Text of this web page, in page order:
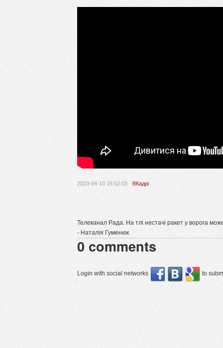
2023-04-10 15:52:03 · ВКадрі
Телеканал Рада: На тлі нестачі ракет у ворога
- Наталія Гуменюк
0 comments
Login with social networks to